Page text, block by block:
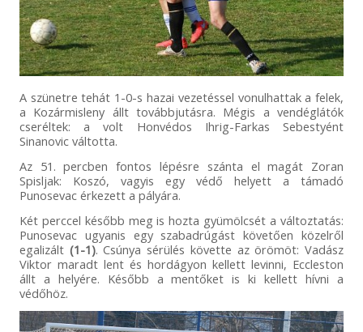
A szünetre tehát 1-0-s hazai vezetéssel vonulhattak a felek,
a Kozármisleny állt továbbjutásra. Mégis a vendéglátók
cseréltek: a volt Honvédos Ihrig-Farkas Sebestyént
Sinanovic váltotta.
Az 51. percben fontos lépésre szánta el magát Zoran
Spisljak: Koszó, vagyis egy védő helyett a támadó
Punosevac érkezett a pályára.
Két perccel később meg is hozta gyümölcsét a változtatás:
Punosevac ugyanis egy szabadrúgást követően közelről
egalizált (1-1). Csúnya sérülés követte az örömöt: Vadász
Viktor maradt lent és hordágyon kellett levinni, Eccleston
állt a helyére. Később a mentőket is ki kellett hívni a
védőhöz.